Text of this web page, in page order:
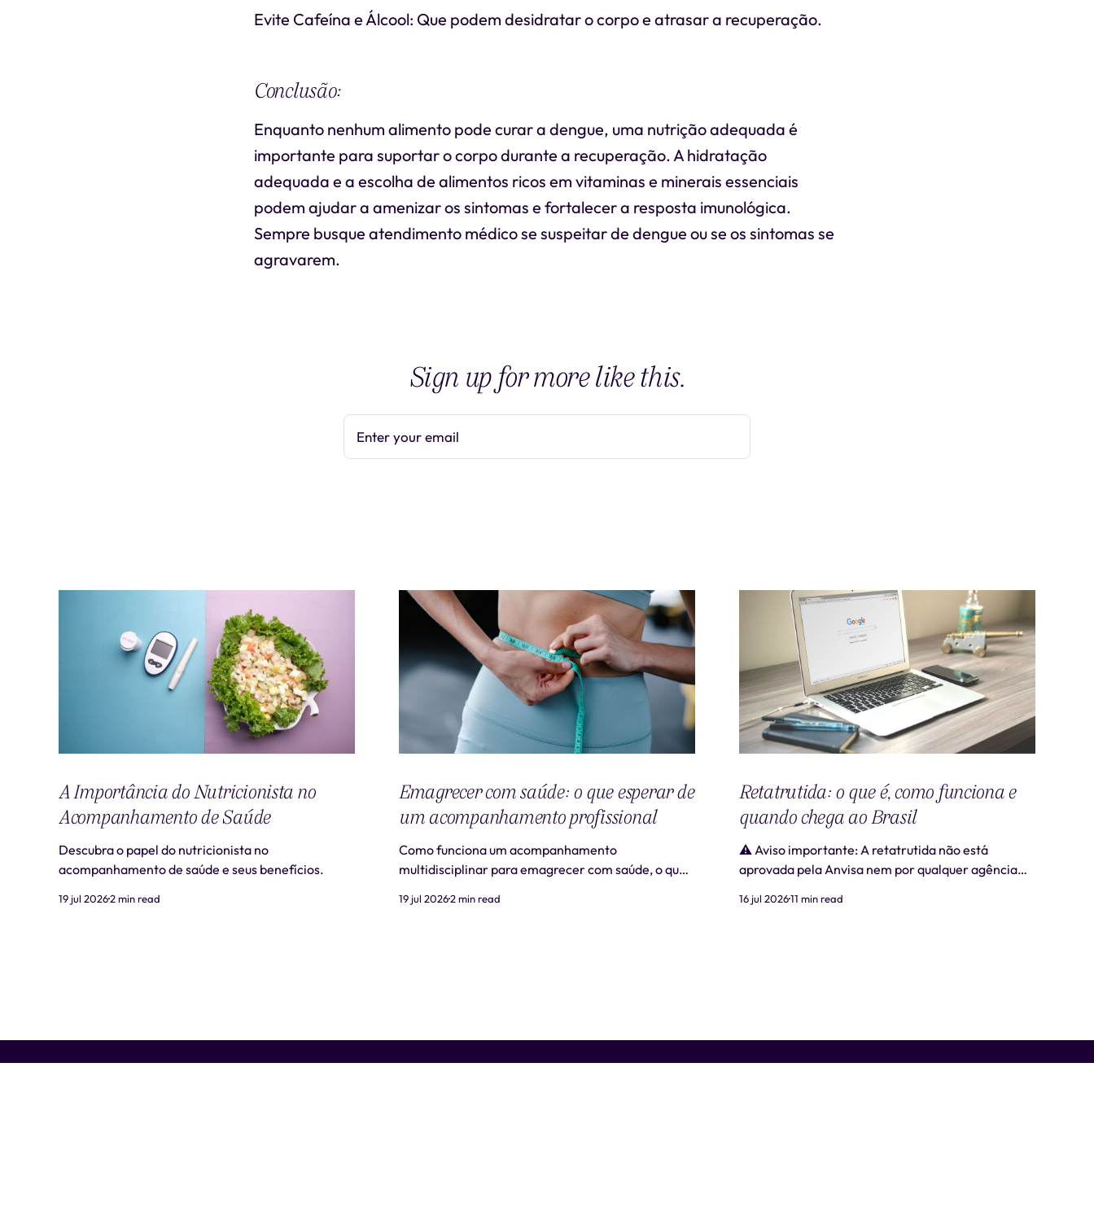
Evite Cafeína e Álcool: Que podem desidratar o corpo e atrasar a recuperação.
Conclusão:
Enquanto nenhum alimento pode curar a dengue, uma nutrição adequada é
importante para suportar o corpo durante a recuperação. A hidratação
adequada e a escolha de alimentos ricos em vitaminas e minerais essenciais
podem ajudar a amenizar os sintomas e fortalecer a resposta imunológica.
Sempre busque atendimento médico se suspeitar de dengue ou se os sintomas se
agravarem.
Sign up for more like this.
Enter your email
A Importância do Nutricionista no
Acompanhamento de Saúde
Descubra o papel do nutricionista no
acompanhamento de saúde e seus benefícios.
19 jul 20262 min read
Emagrecer com saúde: o que esperar de
um acompanhamento profissional
Como funciona um acompanhamento
multidisciplinar para emagrecer com saúde, o que
profissional.
19 jul 20262 min read
Retatrutida: o que é, como funciona e
quando chega ao Brasil
⚠️ Aviso importante: A retatrutida não está
aprovada pela Anvisa nem por qualquer agência
como "retatrutida" fora de estudos clínicos
16 jul 202611 min read